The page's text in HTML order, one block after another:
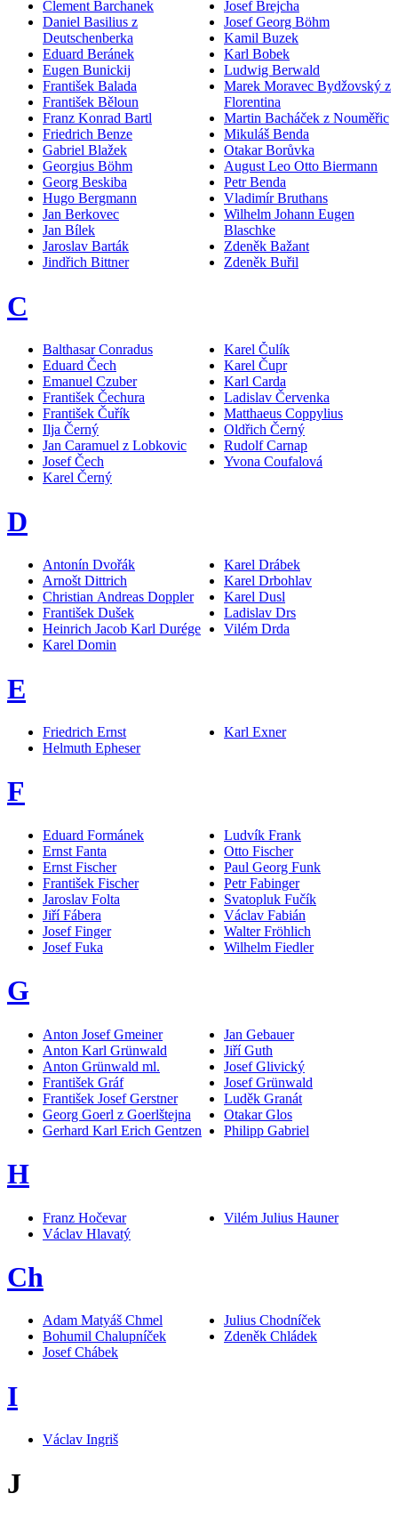
Clement Barchanek
Daniel Basilius z
Deutschenberka
Eduard Beránek
Eugen Bunickij
František Balada
František Běloun
Franz Konrad Bartl
Friedrich Benze
Gabriel Blažek
Georgius Böhm
Georg Beskiba
Hugo Bergmann
Jan Berkovec
Jan Bílek
Jaroslav Barták
Jindřich Bittner
Josef Brejcha
Josef Georg Böhm
Kamil Buzek
Karl Bobek
Ludwig Berwald
Marek Moravec Bydžovský z
Florentina
Martin Bacháček z Nouměřic
Mikuláš Benda
Otakar Borůvka
August Leo Otto Biermann
Petr Benda
Vladimír Bruthans
Wilhelm Johann Eugen
Blaschke
Zdeněk Bažant
Zdeněk Buřil
C
Balthasar Conradus
Eduard Čech
Emanuel Czuber
František Čechura
František Čuřík
Ilja Černý
Jan Caramuel z Lobkovic
Josef Čech
Karel Černý
Karel Čulík
Karel Čupr
Karl Carda
Ladislav Červenka
Matthaeus Coppylius
Oldřich Černý
Rudolf Carnap
Yvona Coufalová
D
Antonín Dvořák
Arnošt Dittrich
Christian Andreas Doppler
František Dušek
Heinrich Jacob Karl Durége
Karel Domin
Karel Drábek
Karel Drbohlav
Karel Dusl
Ladislav Drs
Vilém Drda
E
Friedrich Ernst
Helmuth Epheser
Karl Exner
F
Eduard Formánek
Ernst Fanta
Ernst Fischer
František Fischer
Jaroslav Folta
Jiří Fábera
Josef Finger
Josef Fuka
Ludvík Frank
Otto Fischer
Paul Georg Funk
Petr Fabinger
Svatopluk Fučík
Václav Fabián
Walter Fröhlich
Wilhelm Fiedler
G
Anton Josef Gmeiner
Anton Karl Grünwald
Anton Grünwald ml.
František Gráf
František Josef Gerstner
Georg Goerl z Goerlštejna
Gerhard Karl Erich Gentzen
Jan Gebauer
Jiří Guth
Josef Glivický
Josef Grünwald
Luděk Granát
Otakar Glos
Philipp Gabriel
H
Franz Hočevar
Václav Hlavatý
Vilém Julius Hauner
Ch
Adam Matyáš Chmel
Bohumil Chalupníček
Josef Chábek
Julius Chodníček
Zdeněk Chládek
I
Václav Ingriš
J